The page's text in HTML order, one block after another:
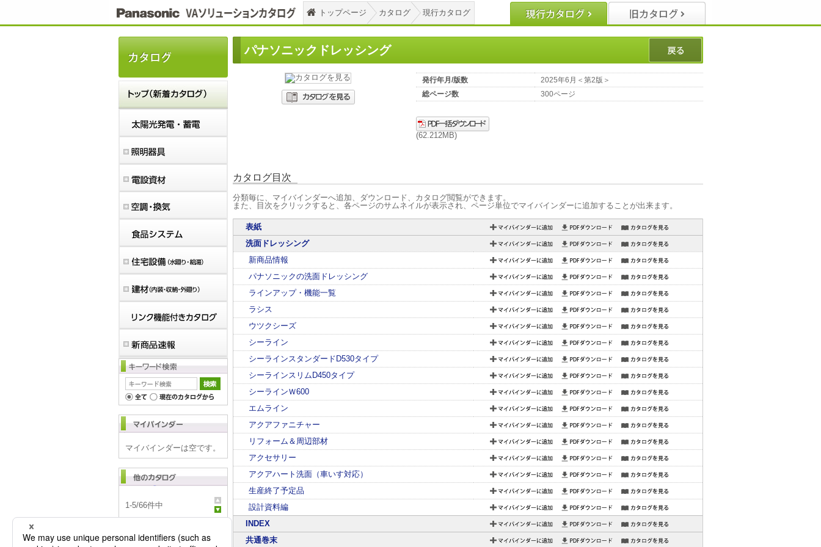
トップページ カタログ 現行カタログ
か
パナソニックドレッシング
発行年月/版数
2025年6月＜第2版＞
総ページ数
300ページ
(62.212MB)
カタログ目次
分類毎に、マイバインダーへ追加、ダウンロード、カタログ閲覧ができます。
また、目次をクリックすると、各ページのサムネイルが表示され、ページ単位でマイバインダーに追加することが出来ます。
表紙
洗面ドレッシング
新商品情報
パナソニックの洗面ドレッシング
ラインアップ・機能一覧
ラシス
ウツクシーズ
シーライン
シーラインスタンダードD530タイプ
シーラインスリムD450タイプ
シーラインＷ600
エムライン
アクアファニチャー
リフォーム＆周辺部材
アクセサリー
アクアハート洗面（車いす対応）
生産終了予定品
設計資料編
INDEX
共通巻末
マイバインダーは空です。
1-5/66件中
絡 2026年8月度